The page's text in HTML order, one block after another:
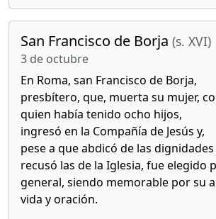
San Francisco de Borja (s. XVI)
3 de octubre
En Roma, san Francisco de Borja,
presbítero, que, muerta su mujer,
quien había tenido ocho hijos,
ingresó en la Compañía de Jesús y,
pese a que abdicó de las
recusó las de la Iglesia, fue elegido
general, siendo memorable por su
vida y oración.